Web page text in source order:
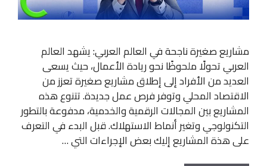
مشاريع صغيرة ناجحة في العالم العربي: يشهد العالم
العربي تحولًا ملحوظًا نحو ريادة الأعمال، حيث يسعى
العديد من الأفراد إلى إطلاق مشاريع صغيرة تعزز من
الاقتصاد المحلي وتوفر فرص عمل جديدة. تتنوع هذه
المشاريع بين المجالات الرقمية والخدمية، مدفوعة بالتطور
التكنولوجي وتغير أنماط الاستهلاك. قبل البدء في التعرف
على هذة المشاريع إليك بعض الإجراءات التي …